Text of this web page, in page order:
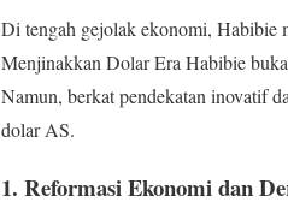
Di tengah gejolak ekonomi, Habibie
Menjinakkan Dolar Era Habibie
Namun, berkat pendekatan inovatif
dolar AS.
1. Reformasi Ekonomi dan